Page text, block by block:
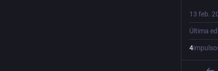
13 feb.
Última
4